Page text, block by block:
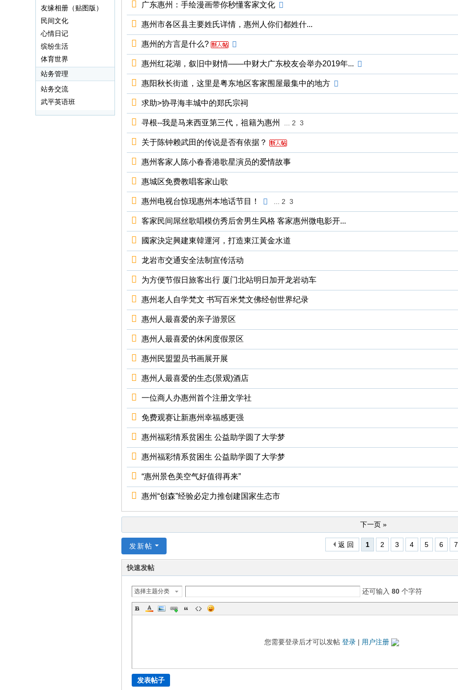
m友缘相册（贴图版）
民间文化
心情日记
缤纷生活
体育世界
站务管理
站务交流
武平英语班
广东惠州：手绘漫画带你秒懂客家文化
惠州市各区县主要姓氏详情，惠州人你们都姓什...
惠州的方言是什么?
惠州红花湖，叙旧中财情——中财大广东校友会举办2019年...
惠阳秋长街道，这里是粤东地区客家围屋最集中的地方
求助>协寻海丰城中的郑氏宗祠
寻根--我是马来西亚第三代，祖籍为惠州 2 3
关于陈钟赖武田的传说是否有依据？
惠州客家人陈小春香港歌星演员的爱情故事
惠城区免费教唱客家山歌
惠州电视台惊现惠州本地话节目！ 2 3
客家民间屌丝歌唱模仿秀后舍男生风格 客家惠州微电影开...
國家決定興建東韓運河，打造東江黃金水道
龙岩市交通安全法制宣传活动
为方便节假日旅客出行 厦门北站明日加开龙岩动车
惠州老人自学梵文 书写百米梵文佛经创世界纪录
惠州人最喜爱的亲子游景区
惠州人最喜爱的休闲度假景区
惠州民盟盟员书画展开展
惠州人最喜爱的生态(景观)酒店
一位商人办惠州首个注册文学社
免费观赛让新惠州幸福感更强
惠州福彩情系贫困生 公益助学圆了大学梦
惠州福彩情系贫困生 公益助学圆了大学梦
“惠州景色美空气好值得再来”
惠州“创森”经验必定力推创建国家生态市
下一页 »
1 2 3 4 5 6 7
返 回
发新帖
快速发帖
选择主题分类 还可输入 80 个字符
您需要登录后才可以发帖 登录| 用户注册
发表帖子